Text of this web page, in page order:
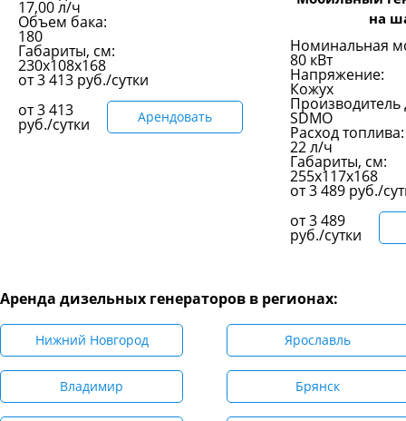
17,00 л/ч
Объем бака:
180
Габариты, см:
230х108х168
от3 413 руб./сутки
от3 413
руб./сутки Арендовать
на
Номинальная
80 кВт
Напряжение:
Кожух
Производитель
SDMO
Расход топлива:
22 л/ч
Габариты, см:
255x117x168
от3 489 руб./
от3 489
руб./сутки
Аренда дизельных генераторов в регионах:
Нижний Новгород Ярославль
Владимир Брянск